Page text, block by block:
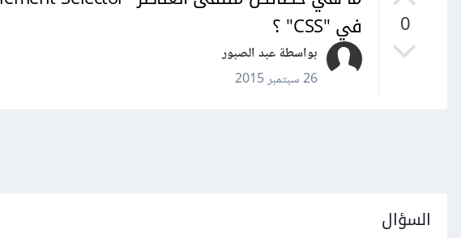
0
في "CSS" ؟
بواسطة عبد الصبور
26 سبتمبر 2015
السؤال